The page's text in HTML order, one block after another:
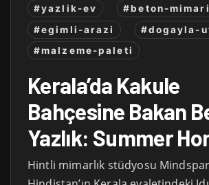
#yazlik-ev
#beton-mimari
#egimli-arazi
#dogayla-
#malzeme-paleti
Kerala’da Kakule
Bahçesine Bakan
Yazlık: Summer
Hintli mimarlık stüdyosu